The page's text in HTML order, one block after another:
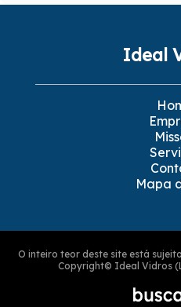
Ideal
Mapa
O inteiro teor deste site está
Copyright© Ideal Vidros